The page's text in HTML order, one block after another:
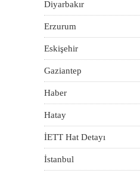
Diyarbakır
Erzurum
Eskişehir
Gaziantep
Haber
Hatay
İETT Hat Detayı
İstanbul